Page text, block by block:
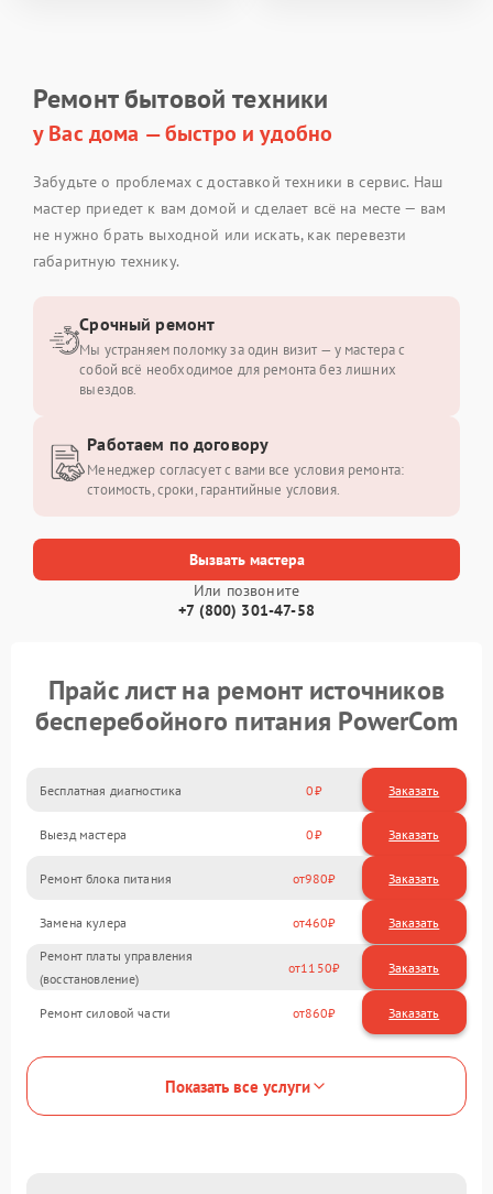
Ремонт бытовой техники
у Вас дома — быстро и удобно
Забудьте о проблемах с доставкой техники в сервис. Наш
мастер приедет к вам домой и сделает всё на месте — вам
не нужно брать выходной или искать, как перевезти
габаритную технику.
Вызвать мастера
Или позвоните
+7 (800) 301-47-58
Срочный ремонт
Мы устраняем поломку за один визит — у мастера с
собой всё необходимое для ремонта без лишних
выездов.
Работаем по договору
Менеджер согласует с вами все условия ремонта:
стоимость, сроки, гарантийные условия.
Прайс лист на ремонт источников
бесперебойного питания PowerCom
Бесплатная диагностика 0 Заказать
Выезд мастера 0 Заказать
Ремонт блока питания 980
Замена кулера 460
Ремонт платы управления
(восстановление)
1150
Ремонт силовой части 860
Показать все услуги